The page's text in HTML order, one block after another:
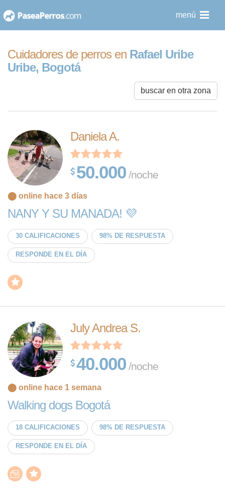
al
menú
Cuidadores de perros en Rafael Uribe
Uribe, Bogotá
buscar en otra zona
Daniela A.
50.000 /noche
⬤ online hace 3 días
NANY Y SU MANADA! 💜
30 CALIFICACIONES 98% DE RESPUESTA
RESPONDE EN EL DÍA
July Andrea S.
40.000 /noche
⬤ online hace 1 semana
Walking dogs Bogotá
18 CALIFICACIONES 98% DE RESPUESTA
RESPONDE EN EL DÍA